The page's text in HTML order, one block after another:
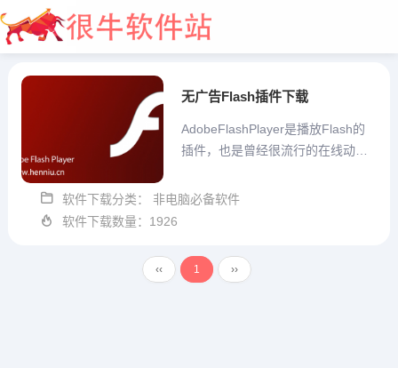
全开始
无广告Flash插件下载
AdobeFlashPlayer是播放Flash的
插件，也是曾经很流行的在线动画
纯净无广告的FlashPlayer插件下
告的，当然不...
软件下载分类： 非电脑必备软件
软件下载数量：1926
‹‹ 1 ››